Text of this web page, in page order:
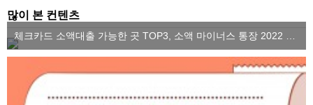
많이 본 컨텐츠
체크카드 소액대출 가능한 곳 TOP3, 소액 마이너스 통장 2022 ver.